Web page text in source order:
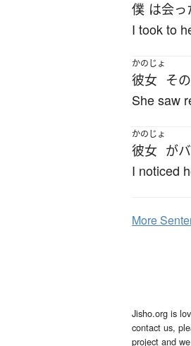
僕 は会っ
I took to
かのじょ
彼女 その
She saw
かのじょ
彼女 が
I noticed
MoreS
Jisho.org is
contact us,
project and